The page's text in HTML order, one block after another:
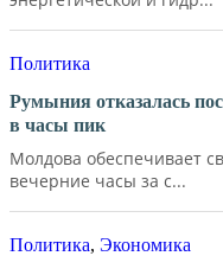
Политика
Румыния отказалась
в часы пик
Молдова обеспечивает
вечерние часы за с...
Политика, Экономика